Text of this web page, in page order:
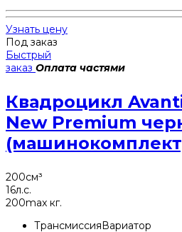
Узнать цену
Под заказ
Быстрый
заказ Оплата частями
Квадроцикл
New Premium
200см³
16л.с.
200max кг.
ТрансмиссияВариатор